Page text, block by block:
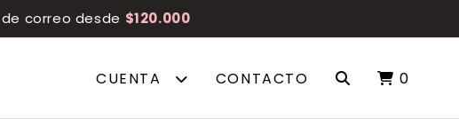
de correo desde $120.000
CUENTA CONTACTO 0